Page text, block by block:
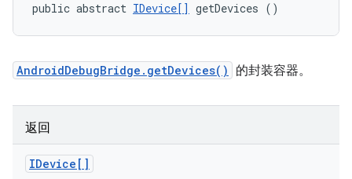
public abstract IDevice[] getDevices ()
AndroidDebugBridge.getDevices() 的封装容器。
返回
IDevice[]